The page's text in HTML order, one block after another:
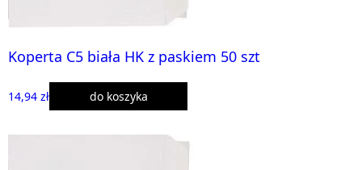
Koperta C5 biała HK z paskiem 50 szt
14,94 zł do koszyka